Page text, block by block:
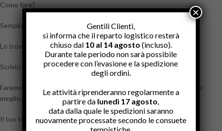
Come fare?
Semplice, usando il form per chiedere informazioni.
Lo trovi
Scrivici tutto quello che «lo» o «vi» riguarda.
Faremo tesoro delle informazioni ricevute per proteggerlo sempre
meglio.
Il tuo tesoro ?❤️?
Gentili Clienti,
si informa che il reparto logistico resterà
chiuso dal 10 al 14 agosto (incluso).
Durante tale periodo non sarà possibile
procedere con l’evasione e la spedizione
degli ordini.
Le attività riprenderanno regolarmente a
partire da lunedì 17 agosto
data dalla quale le spedizioni saranno
nuovamente processate secondo le consuete
tempistiche.
×